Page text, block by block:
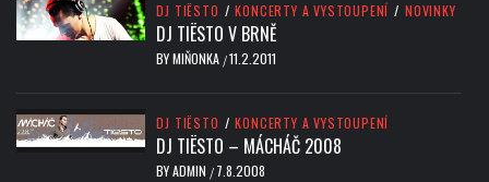
DJ TIËSTO / KONCERTY A VYSTOUPENÍ / NOVINKY
DJ TIËSTO V BRNĚ
BYMIŇONKA /11.2.2011
DJ TIËSTO / KONCERTY A VYSTOUPENÍ
DJ TIËSTO – MÁCHÁČ 2008
BYADMIN / 7.8.2008